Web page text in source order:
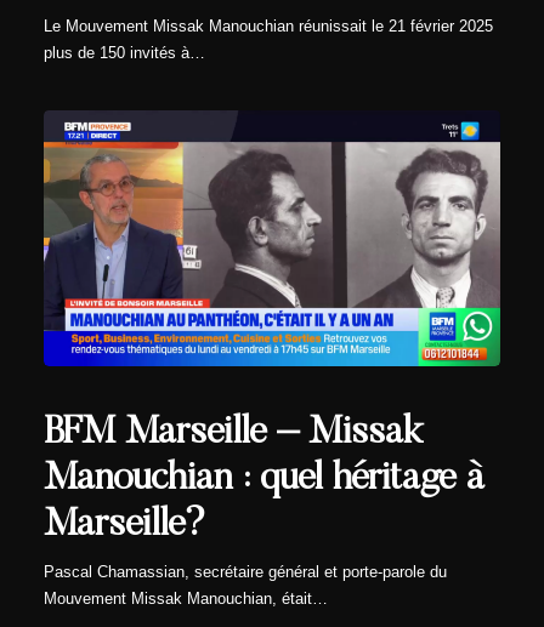
Le Mouvement Missak Manouchian réunissait le 21 février 2025
plus de 150 invités à…
BFM Marseille – Missak
Manouchian : quel héritage à
Marseille?
Pascal Chamassian, secrétaire général et porte-parole du
Mouvement Missak Manouchian, était…